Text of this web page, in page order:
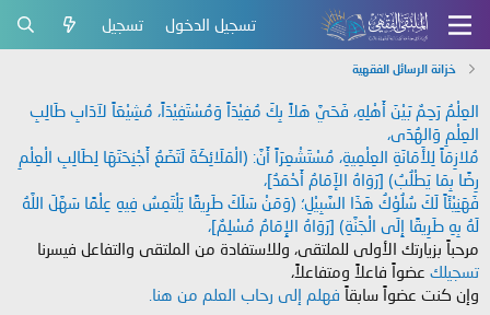
تسجيل الدخول تسجيل
خزانة الرسائل الفقهية
العِلْمُ رَحِمٌ بَيْنَ أَهْلِهِ، فَحَيَّ هَلاً بِكَ مُفِيْدَاً وَمُسْتَفِيْدَاً، مُشِيْعَاً لآدَابِ طَالِبِ
العِلْمِ وَالهُدَى،
مُلازِمَاً لِلأَمَانَةِ العِلْمِيةِ، مُسْتَشْعِرَاً أَنَّ: (الْمَلَائِكَةَ لَتَضَعُ أَجْنِحَتَهَا لِطَالِبِ الْعِلْمِ
رِضًا بِمَا يَطْلُبُ) [رَوَاهُ الإَمَامُ أَحْمَدُ]،
فَهَنِيْئَاً لَكَ سُلُوْكُ هَذَا السَّبِيْلِ؛ (وَمَنْ سَلَكَ طَرِيقًا يَلْتَمِسُ فِيهِ عِلْمًا سَهَّلَ اللَّهُ
لَهُ بِهِ طَرِيقًا إِلَى الْجَنَّةِ) [رَوَاهُ الإِمَامُ مُسْلِمٌ]،
مرحباً بزيارتك الأولى للملتقى، وللاستفادة من الملتقى والتفاعل فيسرنا
تسجيلك عضواً فاعلاً ومتفاعلاً،
وإن كنت عضواً سابقاً فهلم إلى رحاب العلم من هنا.